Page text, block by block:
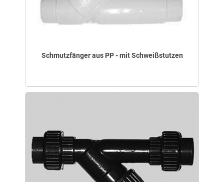
Schmutzfänger aus PP - mit Schweißstutzen